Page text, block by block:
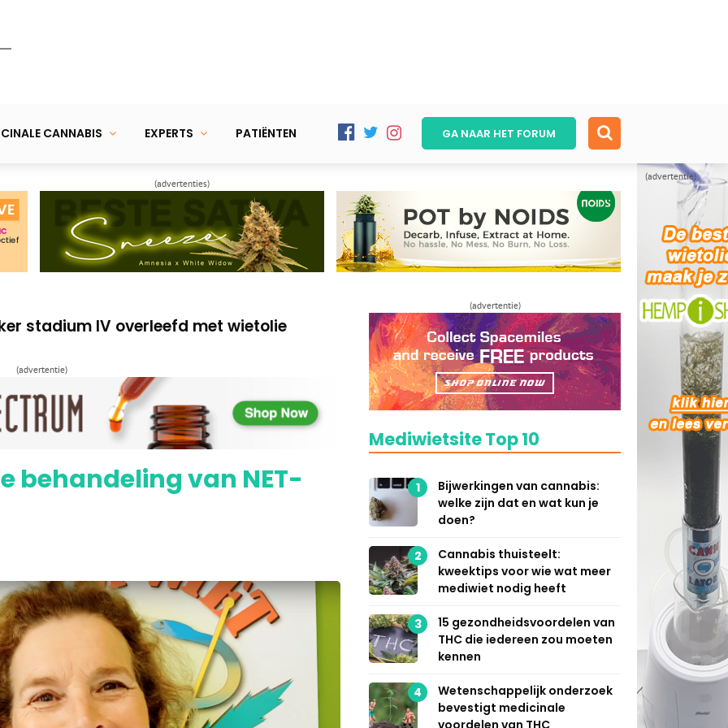
(advertentie)
CANNABIS EXPERTS PATIËNTEN GA NAAR HET FORUM
(advertenties)
hoopt te overleven met wietolie
George slokdarmkanker overleven
hoopt te overleven met wietolie
George slokdarmkanker overleven
(advertentie)
behandeling van NET-
(advertentie)
Mediwietsite Top 10
1
Bijwerkingen van cannabis:
welke zijn dat en wat kun je
doen?
2
Cannabis thuisteelt:
kweektips voor wie wat meer
mediwiet nodig heeft
3
15 gezondheidsvoordelen van
THC die iedereen zou moeten
kennen
4
Wetenschappelijk onderzoek
bevestigt medicinale
voordelen van THC